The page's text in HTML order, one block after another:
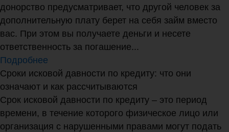
донорство предусматривает, что другой человек за
дополнительную плату берет на себя займ вместо
вас. При этом вы получаете деньги и несете
ответственность за погашение...
Подробнее
Сроки исковой давности по кредиту: что они
означают и как рассчитываются
Срок исковой давности по кредиту – это период
времени, в течение которого физическое лицо или
организация с нарушенными правами могут подать